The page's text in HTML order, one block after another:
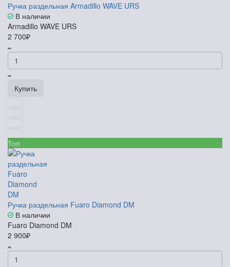
Ручка раздельная Armadillo WAVE URS
В наличии
Armadillo WAVE URS
2 700₽
Купить
Топ
Ручка раздельная Fuaro Diamond DM
В наличии
Fuaro Diamond DM
2 900₽